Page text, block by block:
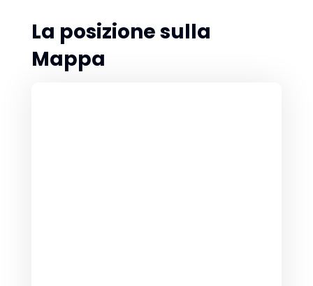
La posizione sulla
Mappa